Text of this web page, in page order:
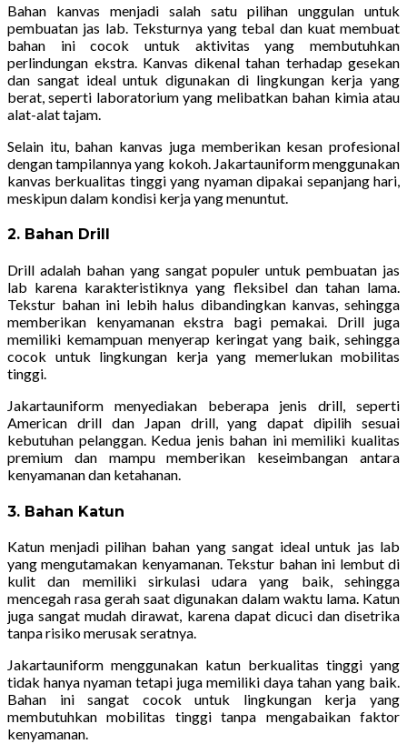
Bahan kanvas menjadi salah satu pilihan unggulan untuk
pembuatan jas lab. Teksturnya yang tebal dan kuat membuat
bahan ini cocok untuk aktivitas yang membutuhkan
perlindungan ekstra. Kanvas dikenal tahan terhadap gesekan
dan sangat ideal untuk digunakan di lingkungan kerja yang
berat, seperti laboratorium yang melibatkan bahan kimia atau
alat-alat tajam.
Selain itu, bahan kanvas juga memberikan kesan profesional
dengan tampilannya yang kokoh. Jakartauniform menggunakan
kanvas berkualitas tinggi yang nyaman dipakai sepanjang hari,
meskipun dalam kondisi kerja yang menuntut.
2. Bahan Drill
Drill adalah bahan yang sangat populer untuk pembuatan jas
lab karena karakteristiknya yang fleksibel dan tahan lama.
Tekstur bahan ini lebih halus dibandingkan kanvas, sehingga
memberikan kenyamanan ekstra bagi pemakai. Drill juga
memiliki kemampuan menyerap keringat yang baik, sehingga
cocok untuk lingkungan kerja yang memerlukan mobilitas
tinggi.
Jakartauniform menyediakan beberapa jenis drill, seperti
American drill dan Japan drill, yang dapat dipilih sesuai
kebutuhan pelanggan. Kedua jenis bahan ini memiliki kualitas
premium dan mampu memberikan keseimbangan antara
kenyamanan dan ketahanan.
3. Bahan Katun
Katun menjadi pilihan bahan yang sangat ideal untuk jas lab
yang mengutamakan kenyamanan. Tekstur bahan ini lembut di
kulit dan memiliki sirkulasi udara yang baik, sehingga
mencegah rasa gerah saat digunakan dalam waktu lama. Katun
juga sangat mudah dirawat, karena dapat dicuci dan disetrika
tanpa risiko merusak seratnya.
Jakartauniform menggunakan katun berkualitas tinggi yang
tidak hanya nyaman tetapi juga memiliki daya tahan yang baik.
Bahan ini sangat cocok untuk lingkungan kerja yang
membutuhkan mobilitas tinggi tanpa mengabaikan faktor
kenyamanan.